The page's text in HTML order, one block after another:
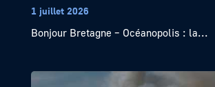
1 juillet 2026
Bonjour Bretagne – Océanopolis : la...